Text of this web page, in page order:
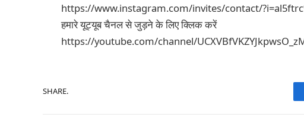
https://www.instagram.com/invites/contact/
हमारे यूट्यूब चैनल से जुड़ने के लिए क्लिक करें
https://youtube.com/channel/
SHARE.